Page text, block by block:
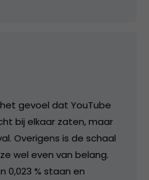
gevoel dat YouTube
bij elkaar zaten, maar
Overigens is de schaal
wel even van belang.
0,023 % staan en